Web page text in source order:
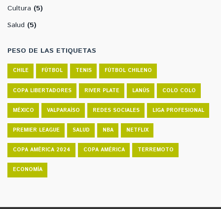
Cultura (5)
Salud (5)
PESO DE LAS ETIQUETAS
CHILE FÚTBOL TENIS FÚTBOL CHILENO
COPA LIBERTADORES RIVER PLATE LANÚS COLO COLO
MÉXICO VALPARAÍSO REDES SOCIALES LIGA PROFESIONAL
PREMIER LEAGUE SALUD NBA NETFLIX
COPA AMÉRICA 2024 COPA AMÉRICA TERREMOTO
ECONOMÍA